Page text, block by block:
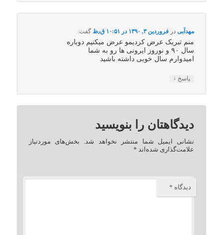
مهدآبیدر فروردین ۳, ۱۳۹۰ در ۱۰:۵۱ ق٫ظ گفت:
منم تبریک عرض کردیمو عرض میکنیم دوباره
سال ۹۰ و نوروز ایرونی ها رو به شما
امیدوارم سال خوبی داشته باشید
پاسخ ↓
دیدگاهتان را بنویسید
نشانی ایمیل شما منتشر نخواهد شد.
بخش‌های موردنیاز
علامت‌گذاری شده‌اند *
دیدگاه *